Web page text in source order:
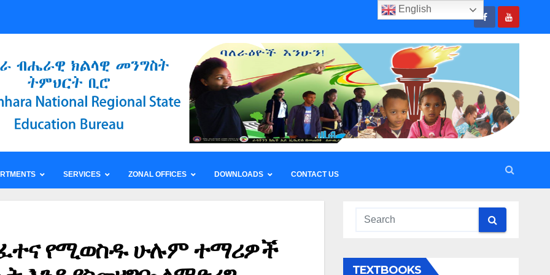
SERVICES ZONAL OFFICES DOWNLOADS CONTACT US
ፈተና የሚወስዱ ሁሉም ተማሪዎች
TEXTBOOKS
English